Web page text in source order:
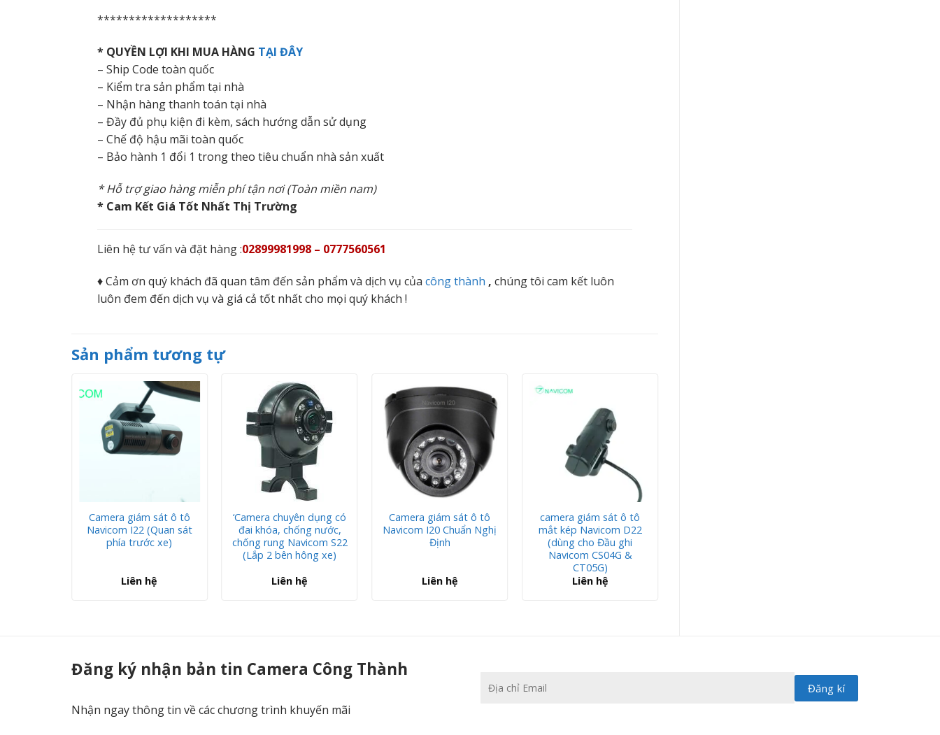
*******************
* QUYỀN LỢI KHI MUA HÀNG TẠI ĐÂY
– Ship Code toàn quốc
– Kiểm tra sản phẩm tại nhà
– Nhận hàng thanh toán tại nhà
– Đầy đủ phụ kiện đi kèm, sách hướng dẫn sử dụng
– Chế độ hậu mãi toàn quốc
– Bảo hành 1 đổi 1 trong theo tiêu chuẩn nhà sản xuất
* Hỗ trợ giao hàng miễn phí tận nơi (Toàn miền nam)
* Cam Kết Giá Tốt Nhất Thị Trường
Liên hệ tư vấn và đặt hàng :02899981998 – 0777560561
♦ Cảm ơn quý khách đã quan tâm đến sản phẩm và dịch vụ của công thành , chúng tôi cam kết luôn
luôn đem đến dịch vụ và giá cả tốt nhất cho mọi quý khách !
Sản phẩm tương tự
Camera giám sát ô tô
Navicom I22 (Quan sát
phía trước xe)
Liên hệ
‘Camera chuyên dụng có
đai khóa, chống nước,
chống rung Navicom S22
(Lắp 2 bên hông xe)
Liên hệ
Camera giám sát ô tô
Navicom I20 Chuẩn Nghị
Định
Liên hệ
camera giám sát ô tô
mắt kép Navicom D22
(dùng cho Đầu ghi
Navicom CS04G &
CT05G)
Liên hệ
Đăng ký nhận bản tin Camera Công Thành
Nhận ngay thông tin về các chương trình khuyến mãi